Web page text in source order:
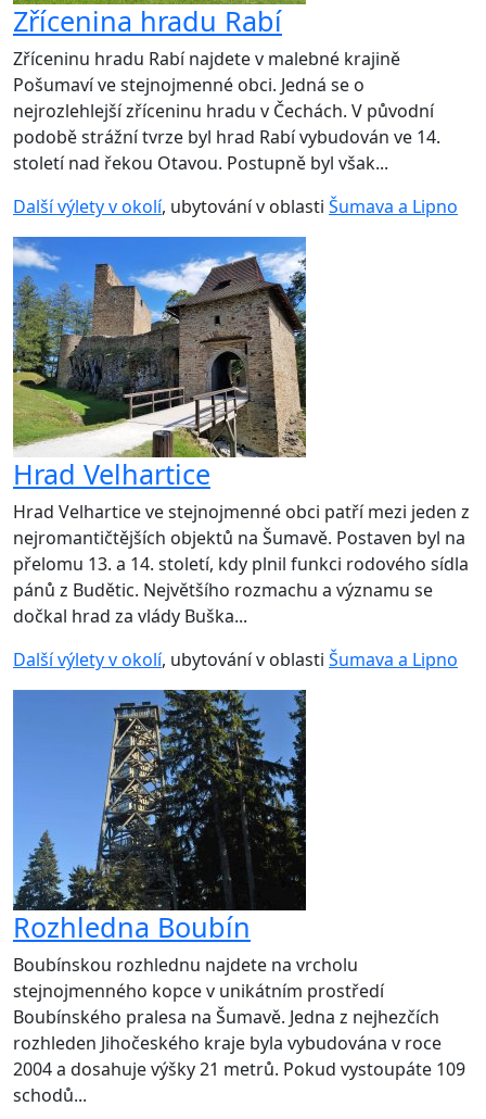
Zřícenina hradu Rabí
Zříceninu hradu Rabí najdete v malebné krajině
Pošumaví ve stejnojmenné obci. Jedná se o
nejrozlehlejší zříceninu hradu v Čechách. V původní
podobě strážní tvrze byl hrad Rabí vybudován ve 14.
století nad řekou Otavou. Postupně byl však...
Další výlety v okolí, ubytování v oblasti Šumava a Lipno
Hrad Velhartice
Hrad Velhartice ve stejnojmenné obci patří mezi jeden z
nejromantičtějších objektů na Šumavě. Postaven byl na
přelomu 13. a 14. století, kdy plnil funkci rodového sídla
pánů z Budětic. Největšího rozmachu a významu se
dočkal hrad za vlády Buška...
Další výlety v okolí, ubytování v oblasti Šumava a Lipno
Rozhledna Boubín
Boubínskou rozhlednu najdete na vrcholu
stejnojmenného kopce v unikátním prostředí
Boubínského pralesa na Šumavě. Jedna z nejhezčích
rozhleden Jihočeského kraje byla vybudována v roce
2004 a dosahuje výšky 21 metrů. Pokud vystoupáte 109
schodů...